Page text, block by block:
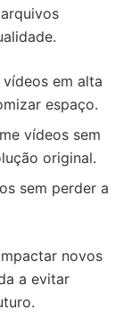
em alta
espaço.
vídeos sem
original.
sem perder a
novos
a evitar